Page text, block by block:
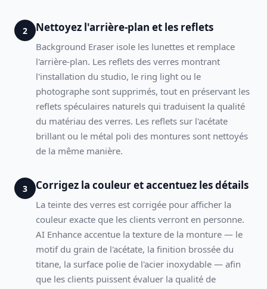
2 Nettoyez l'arrière-plan et les reflets
Background Eraser isole les lunettes et remplace
l'arrière-plan. Les reflets des verres montrant
l'installation du studio, le ring light ou le
photographe sont supprimés, tout en préservant les
reflets spéculaires naturels qui traduisent la qualité
du matériau des verres. Les reflets sur l'acétate
brillant ou le métal poli des montures sont nettoyés
de la même manière.
3 Corrigez la couleur et accentuez les détails
La teinte des verres est corrigée pour afficher la
couleur exacte que les clients verront en personne.
AI Enhance accentue la texture de la monture — le
motif du grain de l'acétate, la finition brossée du
titane, la surface polie de l'acier inoxydable — afin
que les clients puissent évaluer la qualité de